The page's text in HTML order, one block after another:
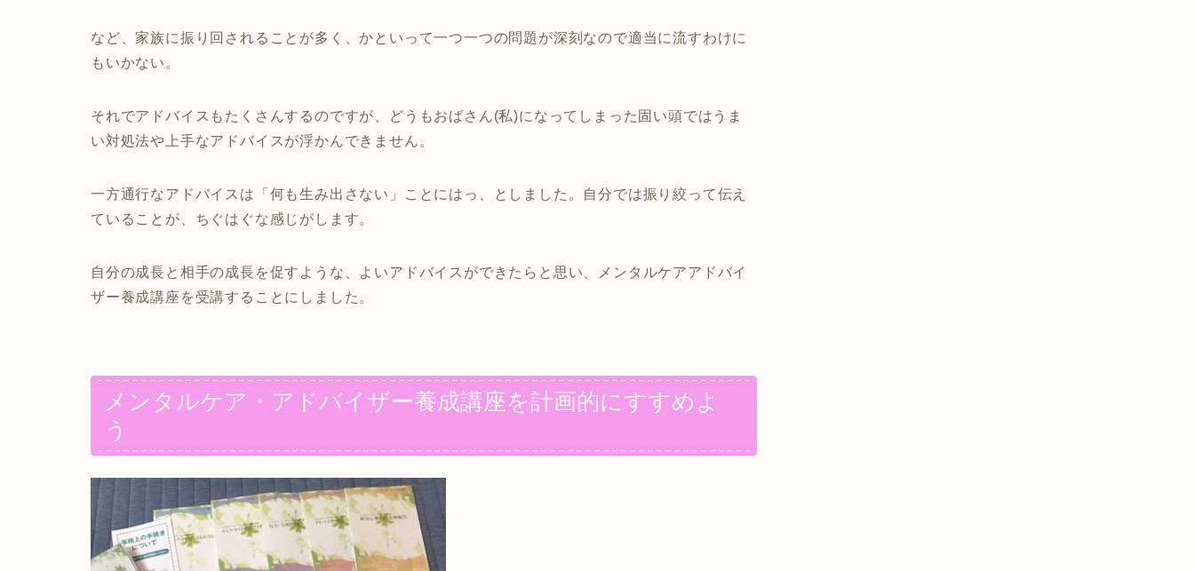
など、家族に振り回されることが多く、かといって一つ一つの問題が深刻なので適当に流すわけに
もいかない。
それでアドバイスもたくさんするのですが、どうもおばさん(私)になってしまった固い頭ではうま
い対処法や上手なアドバイスが浮かんできません。
一方通行なアドバイスは「何も生み出さない」ことにはっ、としました。自分では振り絞って伝え
ていることが、ちぐはぐな感じがします。
自分の成長と相手の成長を促すような、よいアドバイスができたらと思い、メンタルケアアドバイ
ザー養成講座を受講することにしました。
メンタルケア・アドバイザー養成講座を計画的にすすめよ
う